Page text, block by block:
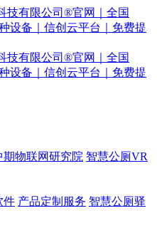
期物联网研究院 智慧公厕VR
件 产品定制服务 智慧公厕驿